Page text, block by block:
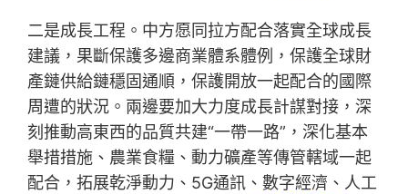
二是成長工程。中方愿同拉方配合落實全球成長
建議，果斷保護多邊商業體系體例，保護全球財
產鏈供給鏈穩固通順，保護開放一起配合的國際
周遭的狀況。兩邊要加大力度成長計謀對接，深
刻推動高東西的品質共建“一帶一路”，深化基本
舉措措施、農業食糧、動力礦產等傳管轄域一起
配合，拓展乾淨動力、5G通訊、數字經濟、人工